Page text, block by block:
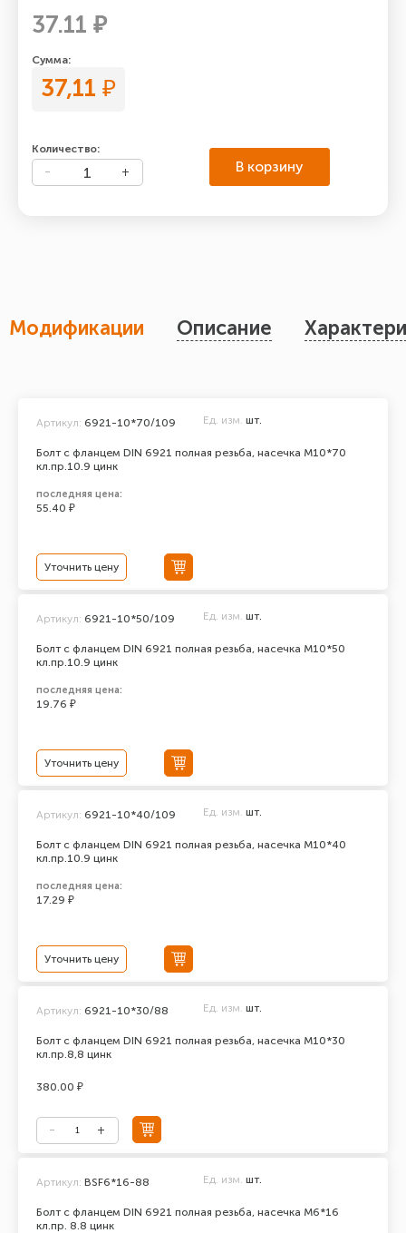
37.11 ₽
Сумма:
37,11 ₽
Количество:
В корзину
Модификации Описание
Болт с фланцем DIN 6921 полная резьба, насечка М10*70
кл.пр.10.9 цинк
Артикул: 6921-10*70/109 Ед. изм. шт.
последняя цена:
55.40 ₽
Уточнить цену
Болт с фланцем DIN 6921 полная резьба, насечка М10*50
кл.пр.10.9 цинк
Артикул: 6921-10*50/109 Ед. изм. шт.
последняя цена:
19.76 ₽
Уточнить цену
Болт с фланцем DIN 6921 полная резьба, насечка М10*40
кл.пр.10.9 цинк
Артикул: 6921-10*40/109 Ед. изм. шт.
последняя цена:
17.29 ₽
Уточнить цену
Болт с фланцем DIN 6921 полная резьба, насечка М10*30
кл.пр.8,8 цинк
Артикул: 6921-10*30/88 Ед. изм. шт.
380.00 ₽
Болт с фланцем DIN 6921 полная резьба, насечка М6*16
кл.пр. 8.8 цинк
Артикул: BSF6*16-88 Ед. изм. шт.